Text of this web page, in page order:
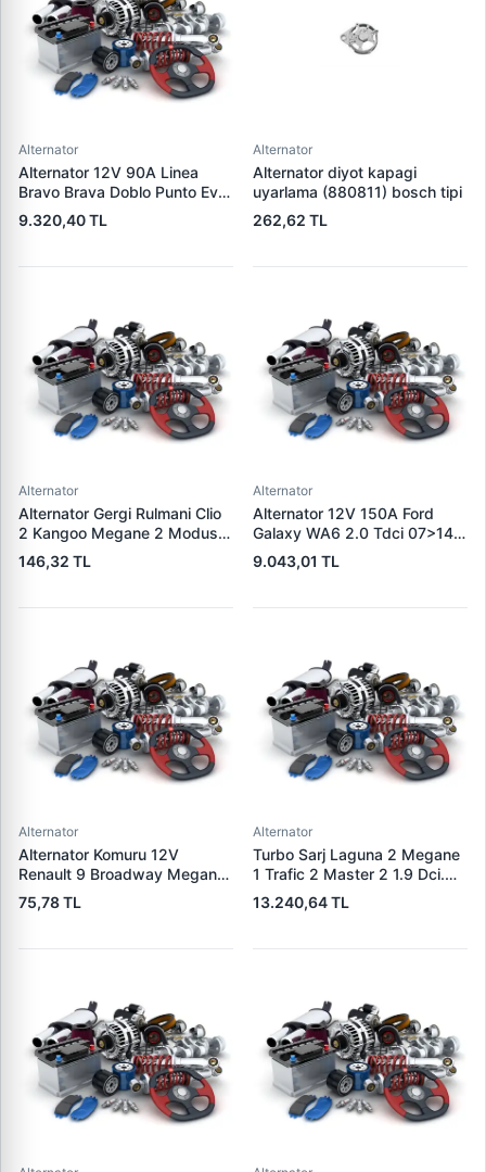
Alternator
Alternator 12V 90A Linea
Bravo Brava Doblo Punto Evo
1,2 / 1,4 | DENSO DAN519 |
OEM 1535437 1673521
9.320,40 TL
Alternator
Alternator diyot kapagi
uyarlama (880811) bosch tipi
262,62 TL
Alternator
Alternator Gergi Rulmani Clio
2 Kangoo Megane 2 Modus
Micra 3 1.5DCI / 1.4 / 1.6 16V
K4M K4J K9K | WAGENBURG
146,32 TL
Alternator
Alternator 12V 150A Ford
Galaxy WA6 2.0 Tdci 07>14
S-Max 07>14 | WAI 23953N |
OEM 1376501 6G9N-10300-
9.043,01 TL
Alternator
Alternator Komuru 12V
Renault 9 Broadway Megane
Clio | WAI PX60 | OEM
300722
75,78 TL
Alternator
Turbo Sarj Laguna 2 Megane
1 Trafic 2 Master 2 1.9 Dci.
F9Q | JRONE 8G17300301 |
OEM 7701478024
13.240,64 TL